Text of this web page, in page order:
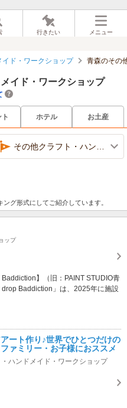
行きたい メニュー
ド・ワークショップ 青森のその
イド・ワークショップ
ホテル お土産
その他クラフト・ハンドメイド・ワークショップ
グ形式にしてご紹介しています。
ップ
】（旧：PAINT STUDIO青
Baddiction」は、2025年に施設
ート作り♪世界でひとつだけの
ァミリー・お子様におススメ
ハンドメイド・ワークショップ